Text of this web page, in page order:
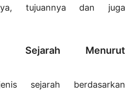
tujuannya dan juga
Sejarah Menurut
sejarah berdasarkan